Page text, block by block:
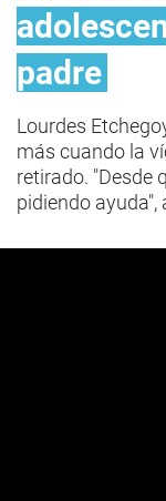
padre
Lourdes
más cuando la
retirado. "Desde
pidiendo ayuda",